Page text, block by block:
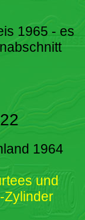
1965 - es
1964
und
Zylinder